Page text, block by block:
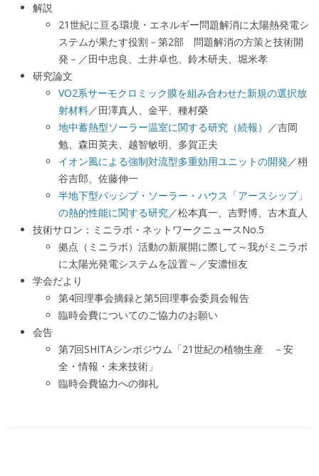
解説
21世紀に亘る環境・エネルギー問題解消に太陽熱発電シ
ステムが果たす役割－第2部 問題解消の方策と技術開
発－／田中忠良、土井卓也、鈴木研夫、堀米孝
研究論文
VO2系サーモクロミック膜を組み合わせた新規の選択放
射材料／田澤真人、金平、種村榮
地中蓄熱型ソーラー温室に関する研究（続報） ／吉岡
勉、森田英夫、越智敏明、多賀正夫
イオン風による強制対流型多重効用ユニットの開発／栩
谷吉郎、佐藤伸一
半地下型パッシブ・ソーラー・ハウス「アースシップ」
の熱的性能に関する研究／松本真一、吉野博、古木直人
技術サロン：ミニラボ・ネットワークニュースNo.5
拠点（ミニラボ）活動の新展開に際して～我がミニラボ
に太陽光発電システムを設置～／安濃恒友
学会だより
第4回理事会摘録と第5回理事会委員会報告
臨時会費についてのご協力のお願い
会告
第7回SHITAシンポジウム「21世紀の植物生産 －安
全・情報・未来技術」
臨時会費協力への御礼